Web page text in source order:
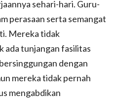
sehari-hari. Guru-
perasaan serta semangat
Mereka tidak
ada tunjangan fasilitas
dengan
mereka tidak pernah
mengabdikan